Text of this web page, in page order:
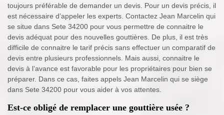
toujours préférable de demander un devis. Pour un devis précis, il
est nécessaire d’appeler les experts. Contactez Jean Marcelin qui
se situe dans Sete 34200 pour vous permettre de connaitre le
devis adéquat pour des nouvelles gouttières. De plus, il est très
difficile de connaitre le tarif précis sans effectuer un comparatif de
devis entre plusieurs professionnels. Mais aussi, connaitre le
devis à l’avance est favorable pour les propriétaires pour bien se
préparer. Dans ce cas, faites appels Jean Marcelin qui se siège
dans Sete 34200 pour vous aider à vos attentes.
Est-ce obligé de remplacer une gouttière usée ?